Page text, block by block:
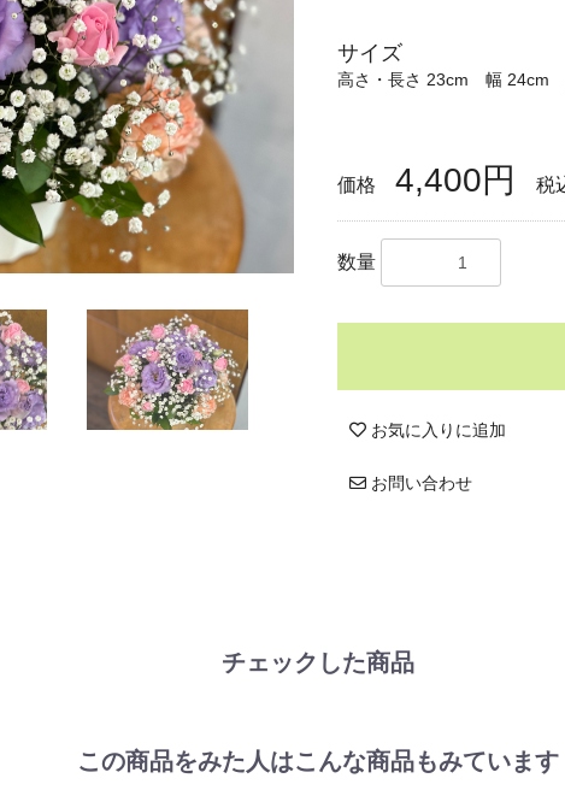
サイズ
高さ・長さ 23cm 幅 24cm
価格 4,400円 税
数量
お気に入りに追加
お問い合わせ
チェックした商品
この商品をみた人はこんな商品もみています